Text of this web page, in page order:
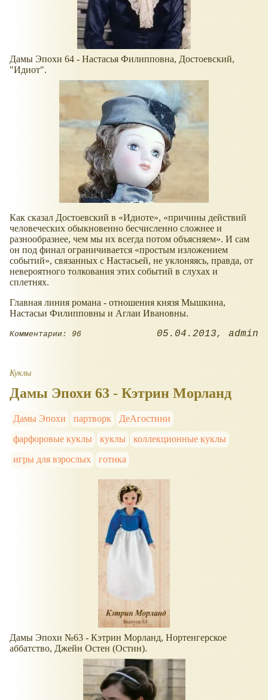
Дамы Эпохи 64 - Настасья Филипповна, Достоевский,
"Идиот".
Как сказал Достоевский в Идиоте ,
причины действий
человеческих обыкновенно бесчисленно сложнее и
разнообразнее, чем мы их всегда потом объясняем . И сам
он под финал ограничивается
простым изложением
событий , связанных с Настасьей, не уклоняясь, правда, от
невероятного толкования этих событий в слухах и
сплетнях.
Главная линия романа - отношения князя Мышкина,
Настасьи Филипповны и Аглаи Ивановны.
Комментарии: 96 05.04.2013 admin
Куклы
Дамы Эпохи 63 - Кэтрин Морланд
Дамы Эпохи партворк
ДеАгостини
фарфоровые куклы
куклы
коллекционные куклы
игры для взрослых
готика
Дамы Эпохи №63 - Кэтрин Морланд, Нортенгерское
аббатство, Джейн Остен (Остин).